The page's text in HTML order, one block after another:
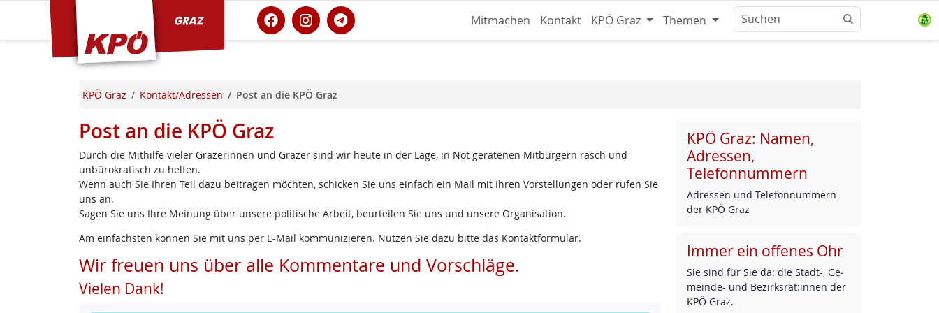
Mitmachen Kontakt KPÖ Graz Themen
KPÖ Graz Kontakt/Adressen Post an die KPÖ Graz
Post an die KPÖ Graz
Durch die Mithilfe vieler Grazerinnen und Grazer sind wir heute in der Lage, in Not geratenen Mitbürgern rasch und
unbürokratisch zu helfen.
Wenn auch Sie Ihren Teil dazu beitragen möchten, schicken Sie uns einfach ein Mail mit Ihren Vorstellungen oder rufen Sie
uns an.
Sagen Sie uns Ihre Meinung über unsere politische Arbeit, beurteilen Sie uns und unsere Organisation.
Am einfachsten können Sie mit uns per E-Mail kommunizieren. Nutzen Sie dazu bitte das Kontaktformular.
Wir freuen uns über alle Kommentare und Vorschläge.
Vielen Dank!
KPÖ Graz: Namen,
Adressen,
Telefonnummern
Adres­sen und Te­le­fon­num­mern
der KPÖ Graz
Immer ein offenes Ohr
Sie sind für Sie da: die Stadt-, Ge­
mein­de- und Be­zirks­rät:in­nen der
KPÖ Graz.